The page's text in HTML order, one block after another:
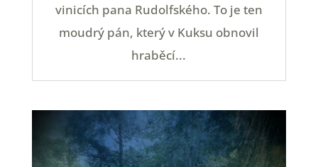
vinicích pana Rudolfského. To je ten
moudrý pán, který v Kuksu obnovil
hraběcí...